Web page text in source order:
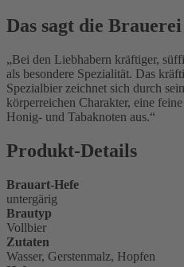
Das sagt die Brauerei
Bei den Liebhabern kräftiger,
als besondere Spezialität. Das
Spezialbier zeichnet sich durch
körperreichen Charakter, eine
Honig- und Tabaknoten aus.
Produkt-Details
Brauart-Hefe
untergärig
Brautyp
Vollbier
Zutaten
Wasser, Gerstenmalz, Hopfen